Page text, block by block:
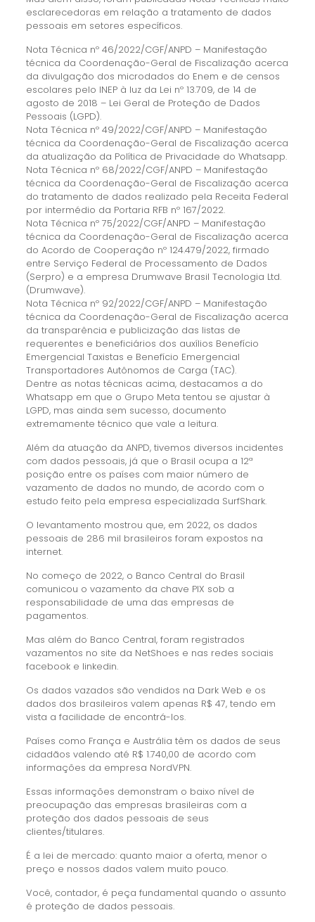
esclarecedoras em relação a tratamento de dados
pessoais em setores específicos.
Nota Técnica nº 46/2022/CGF/ANPD – Manifestação
técnica da Coordenação-Geral de Fiscalização acerca
da divulgação dos microdados do Enem e de censos
escolares pelo INEP à luz da Lei nº 13.709, de 14 de
agosto de 2018 – Lei Geral de Proteção de Dados
Pessoais (LGPD).
Nota Técnica nº 49/2022/CGF/ANPD – Manifestação
técnica da Coordenação-Geral de Fiscalização acerca
da atualização da Política de Privacidade do Whatsapp.
Nota Técnica nº 68/2022/CGF/ANPD – Manifestação
técnica da Coordenação-Geral de Fiscalização acerca
do tratamento de dados realizado pela Receita Federal
por intermédio da Portaria RFB nº 167/2022.
Nota Técnica nº 75/2022/CGF/ANPD – Manifestação
técnica da Coordenação-Geral de Fiscalização acerca
do Acordo de Cooperação nº 124.479/2022, firmado
entre Serviço Federal de Processamento de Dados
(Serpro) e a empresa Drumwave Brasil Tecnologia Ltd.
(Drumwave).
Nota Técnica nº 92/2022/CGF/ANPD – Manifestação
técnica da Coordenação-Geral de Fiscalização acerca
da transparência e publicização das listas de
requerentes e beneficiários dos auxílios Benefício
Emergencial Taxistas e Benefício Emergencial
Transportadores Autônomos de Carga (TAC).
Dentre as notas técnicas acima, destacamos a do
Whatsapp em que o Grupo Meta tentou se ajustar à
LGPD, mas ainda sem sucesso, documento
extremamente técnico que vale a leitura.
Além da atuação da ANPD, tivemos diversos incidentes
com dados pessoais, já que o Brasil ocupa a 12ª
posição entre os países com maior número de
vazamento de dados no mundo, de acordo com o
estudo feito pela empresa especializada SurfShark.
O levantamento mostrou que, em 2022, os dados
pessoais de 286 mil brasileiros foram expostos na
internet.
No começo de 2022, o Banco Central do Brasil
comunicou o vazamento da chave PIX sob a
responsabilidade de uma das empresas de
pagamentos.
Mas além do Banco Central, foram registrados
vazamentos no site da NetShoes e nas redes sociais
facebook e linkedin.
Os dados vazados são vendidos na Dark Web e os
dados dos brasileiros valem apenas R$ 47, tendo em
vista a facilidade de encontrá-los.
Países como França e Austrália têm os dados de seus
cidadãos valendo até R$ 1.740,00 de acordo com
informações da empresa NordVPN.
Essas informações demonstram o baixo nível de
preocupação das empresas brasileiras com a
proteção dos dados pessoais de seus
clientes/titulares.
É a lei de mercado: quanto maior a oferta, menor o
preço e nossos dados valem muito pouco.
Você, contador, é peça fundamental quando o assunto
é proteção de dados pessoais.